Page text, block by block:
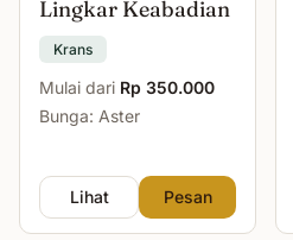
Lingkar Keabadian
Krans
Mulai dari Rp 350.000
Bunga: Aster
Lihat Pesan